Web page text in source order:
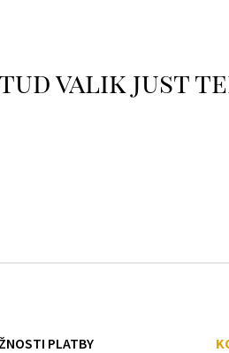
valik just
PLATBY